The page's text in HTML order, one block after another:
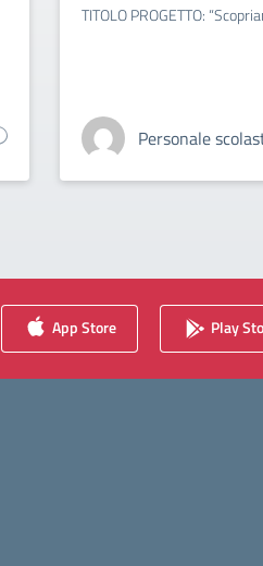
TITOLO PROGETTO:
Personale
App Store Play